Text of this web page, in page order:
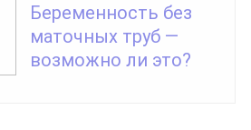
Беременность без
маточных труб —
возможно ли это?